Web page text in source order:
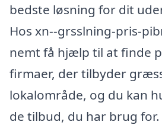
bedste løsning for dit
Hos xn--grsslning-pris-
nemt få hjælp til at finde
firmaer, der tilbyder
lokalområde, og du kan
de tilbud, du har brug for.